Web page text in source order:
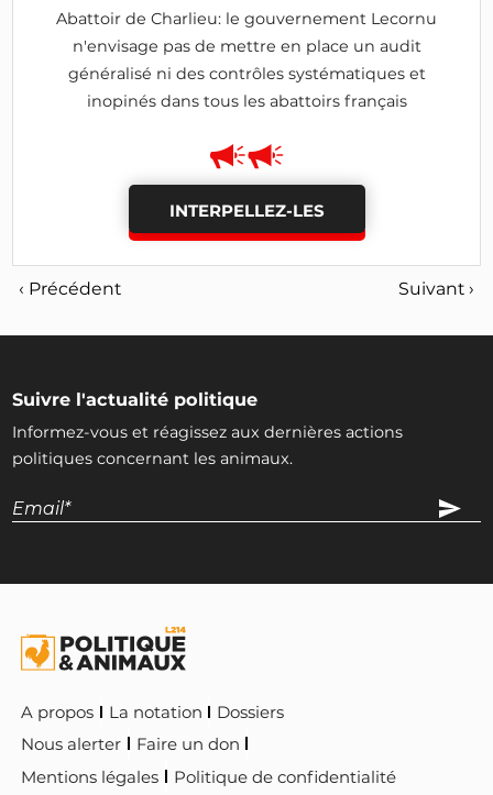
Abattoir de Charlieu: le gouvernement Lecornu
n'envisage pas de mettre en place un audit
généralisé ni des contrôles systématiques et
inopinés dans tous les abattoirs français
INTERPELLEZ-LES
‹ Précédent Suivant ›
Suivre l'actualité politique
Informez-vous et réagissez aux dernières actions
politiques concernant les animaux.
A propos La notation
Dossiers
Nous alerter
Faire un don
Mentions légales
Politique de confidentialité